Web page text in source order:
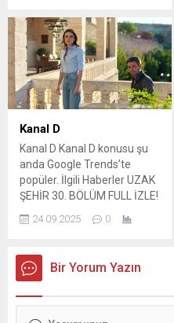
kanalda? Galatasaray, Ajax
Deplasmanında Ajax –
Galatasaray Şampiyonlar
Ligi maçı ne zaman, hangi
kanalda? Ajax – Galatasaray
Şampiyonlar Ligi...
Kanal D
Kanal D Kanal D konusu şu
anda Google Trends’te
popüler. İlgili Haberler UZAK
ŞEHİR 30. BÖLÜM FULL İZLE!
bölüm tek parça izle, full HD!
"Cihan Boran'ı İstanbul'da
buldu!" Kanal D ile Uzak
24.09.2025 0
Bir Yorum Yazın